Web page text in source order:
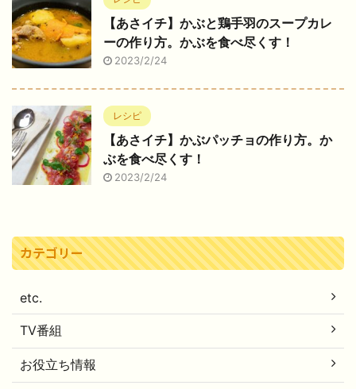
【あさイチ】かぶと鶏手羽のスープカレ
ーの作り方。かぶを食べ尽くす！
2023/2/24
レシピ
【あさイチ】かぶパッチョの作り方。か
ぶを食べ尽くす！
2023/2/24
カテゴリー
etc.
TV番組
お役立ち情報